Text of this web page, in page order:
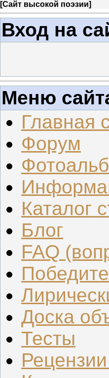
[Сайт высокой поэзии]
Вход на
Меню
Главная
Форум
Каталог
Блог
FAQ
Доска
Тесты